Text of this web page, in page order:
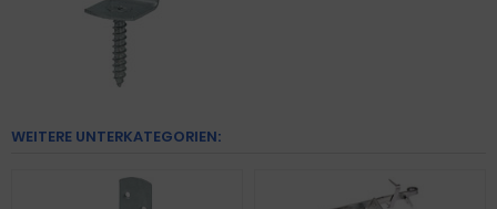
WEITERE UNTERKATEGORIEN: